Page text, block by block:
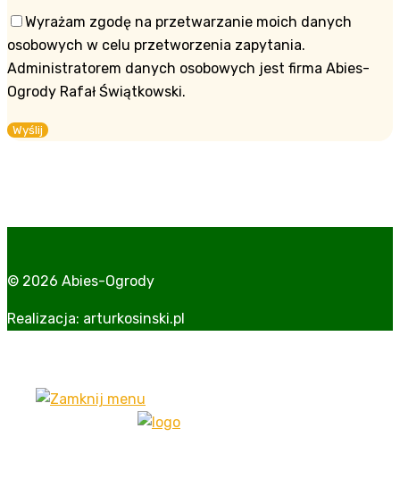
Wyrażam zgodę na przetwarzanie moich danych
osobowych w celu przetworzenia zapytania.
Administratorem danych osobowych jest firma Abies-
Ogrody Rafał Świątkowski.
© 2026 Abies-Ogrody
Realizacja: arturkosinski.pl